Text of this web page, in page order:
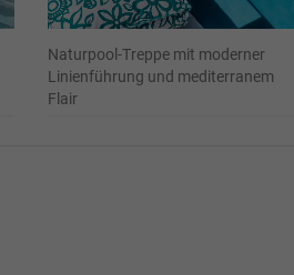
Naturpool-Treppe mit moderner
Linienführung und mediterranem
Flair